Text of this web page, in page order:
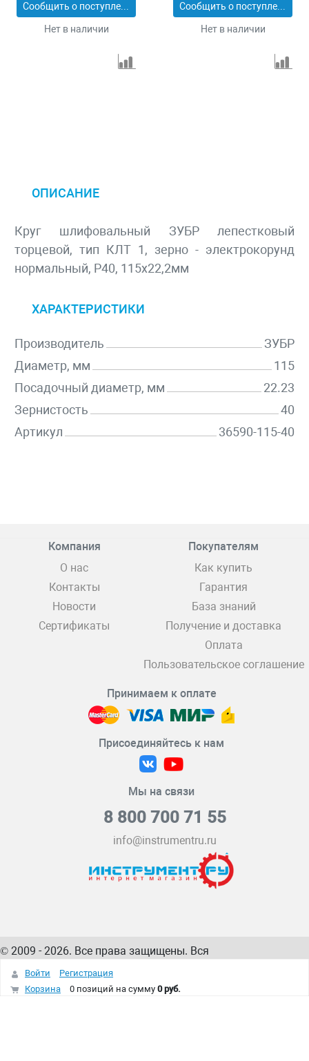
Сообщить о поступлении
Нет в наличии
Сообщить о поступлении
Нет в наличии
ОПИСАНИЕ
Круг шлифовальный ЗУБР лепестковый
торцевой, тип КЛТ 1, зерно - электрокорунд
нормальный, P40, 115х22,2мм
ХАРАКТЕРИСТИКИ
Производитель
ЗУБР
Диаметр, мм
115
Посадочный диаметр, мм
22.23
Зернистость
40
Артикул
36590-115-40
Компания
О нас
Контакты
Новости
Сертификаты
Покупателям
Как купить
Гарантия
База знаний
Получение и доставка
Оплата
Пользовательское соглашение
Принимаем к оплате
Присоединяйтесь к нам
Мы на связи
8 800 700 71 55
info@instrumentru.ru
© 2009 - 2026. Все права защищены. Вся
информация на сайте – собственность
интернет-магазина
Войти
Регистрация
Корзина
0 позиций на сумму 0 руб.